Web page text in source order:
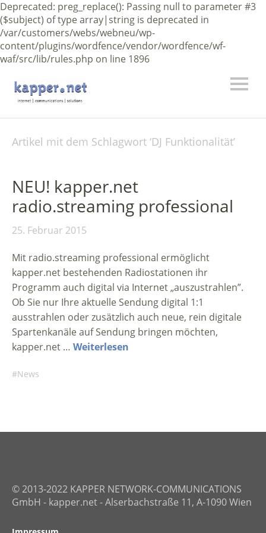
Deprecated: preg_replace(): Passing null to parameter #3
($subject) of type array|string is deprecated in
/var/customers/webs/webneu/wp-
content/plugins/wordfence/vendor/wordfence/wf-
waf/src/lib/rules.php on line 1896
Artikel mit dem Schlagwort ‘DJ Funktionalität’
NEU! kapper.net
radio.streaming professional
25. Februar 2015
Mit radio.streaming professional ermöglicht
kapper.net bestehenden Radiostationen ihr
Programm auch digital via Internet „auszustrahlen”.
Ob Sie nur Ihre aktuelle Sendung digital 1:1
ausstrahlen oder zusätzlich auch neue, rein digitale
Spartenkanäle auf Sendung bringen möchten,
kapper.net … Weiterlesen
News
© 2013-2022 KAPPER NETWORK-COMMUNICATIONS
GmbH - kapper.net - Alserbachstraße 11, A-1090 Wien